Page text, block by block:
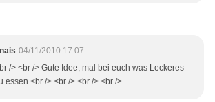
04/11/2010 17:07
/> <br /> Gute Idee, mal bei euch was Leckeres
essen.<br /> <br /> <br /> <br />